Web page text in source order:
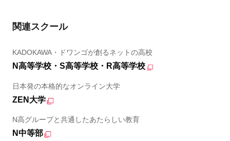
関連スクール
KADOKAWA・ドワンゴが創るネットの高校
N高等学校・S高等学校・R高等学校
日本発の本格的なオンライン大学
ZEN大学
N高グループと共通したあたらしい教育
N中等部